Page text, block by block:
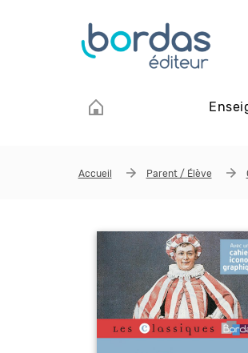
Aller au contenu principal
Accueil Parent / Élève